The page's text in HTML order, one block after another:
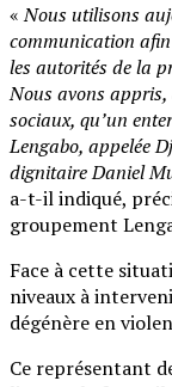
«Nous utilisons
communication
les autorités de la
Nous avons
sociaux, qu’un
Lengabo, appelée
dignitaire Daniel
a-t-il indiqué,
groupement
Face à cette
niveaux à
dégénère en
Ce représentant